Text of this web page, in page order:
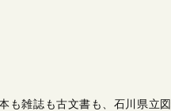
も雑誌も古文書も 石川県立